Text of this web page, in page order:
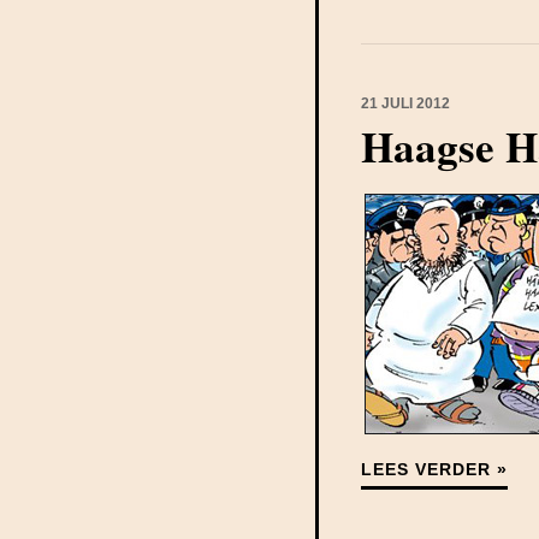
21 JULI 2012
Haagse
LEES VERDER »